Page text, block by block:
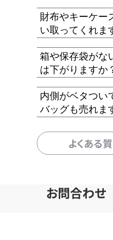
財布やキーケー
い取ってくれま
箱や保存袋がな
は下がりますか
内側がベタつい
バッグも売れま
よくある
お問合わせ